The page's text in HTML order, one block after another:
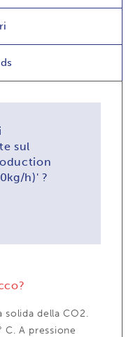
sul
h)' ?
della CO2.
C. A pressione